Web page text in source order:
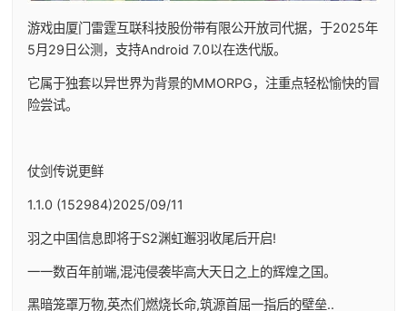
游戏由厦门雷霆互联科技股份带有限公开放司代据，于2025年
5月29日公测，支持Android 7.0以在迭代版。
它属于独套以异世界为背景的MMORPG，注重点轻松愉快的冒
险尝试。
仗剑传说更鲜
1.1.0 (152984)2025/09/11
羽之中国信息即将于S2渊虹邂羽收尾后开启!
一一数百年前端,混沌侵袭毕高大天日之上的辉煌之国。
黑暗笼罩万物,英杰们燃烧长命,筑源首屈一指后的壁垒..